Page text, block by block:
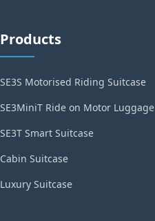
Products
SE3S Motorised Riding Suitcase
SE3MiniT Ride on Motor Luggage
SE3T Smart Suitcase
Cabin Suitcase
Luxury Suitcase